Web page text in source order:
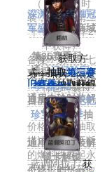
（【限定】时
装，仅能在第二
十七赛季精华2
中获得）
备注：第二十七
赛季·精华2限定
稀世时装
深渊的呼唤Ⅷ冠
军盛典期间商城
购买获得
第35赛季起：
通过记忆珍宝·
旧赛季抽取获得
通用奇珍时装解
锁卡解锁
价格：精华抽取
描述：源源不断
的燃料供养起永
不停歇的机芯，
梅林获取方
式：抽取第三赛
季·精华2获得
目前可通过记忆
珍宝·旧赛季抽
取获得
通用奇珍时装解
锁卡解锁
蓝调阿拉丁获